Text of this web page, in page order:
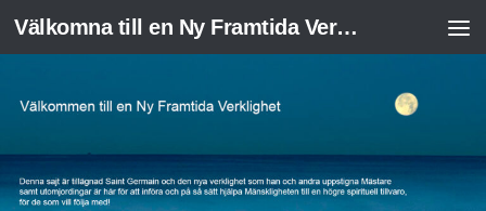
Skip to content Välkomna till en Ny Framtida Verklighet